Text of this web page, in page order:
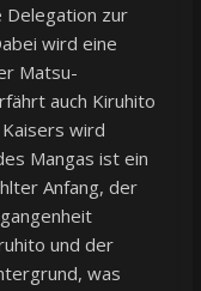
Delegation zur
wird eine
Matsu-
auch Kiruhito
wird
Mangas ist ein
Anfang, der
und der
was